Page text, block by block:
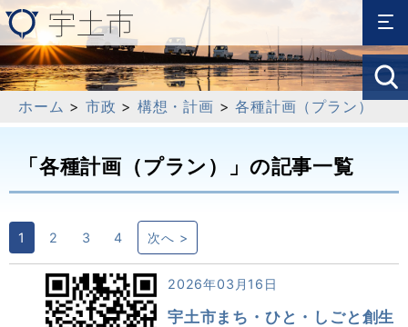
ホーム > 市政 > 構想・計画 >各種計画（プラン）
「各種計画（プラン）」の記事一覧
1 2 3 4 次へ >
2026年03月16日
宇土市まち・ひと・しごと創生